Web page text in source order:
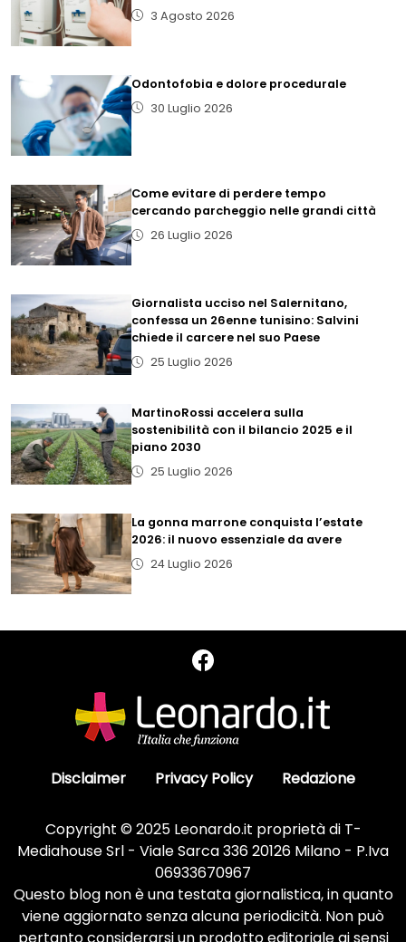
3 Agosto 2026
Odontofobia e dolore procedurale
30 Luglio 2026
Come evitare di perdere tempo
cercando parcheggio nelle grandi città
26 Luglio 2026
Giornalista ucciso nel Salernitano,
confessa un 26enne tunisino: Salvini
chiede il carcere nel suo Paese
25 Luglio 2026
MartinoRossi accelera sulla
sostenibilità con il bilancio 2025 e il
piano 2030
25 Luglio 2026
La gonna marrone conquista l’estate
2026: il nuovo essenziale da avere
24 Luglio 2026
Disclaimer Privacy Policy Redazione
Copyright © 2025 Leonardo.it proprietà di T-
Mediahouse Srl - Viale Sarca 336 20126 Milano - P.Iva
06933670967
Questo blog non è una testata giornalistica, in quanto
viene aggiornato senza alcuna periodicità. Non può